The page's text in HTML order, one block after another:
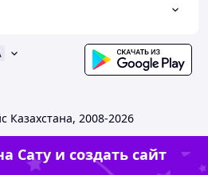
2008-2026
Сату и создать сайт